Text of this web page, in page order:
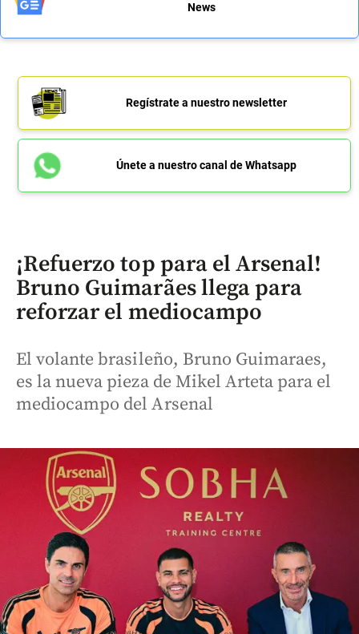
News
Regístrate a nuestro newsletter
Únete a nuestro canal de Whatsapp
¡Refuerzo top para el Arsenal!
Bruno Guimarães llega para
reforzar el mediocampo
El volante brasileño, Bruno Guimaraes,
es la nueva pieza de Mikel Arteta para el
mediocampo del Arsenal